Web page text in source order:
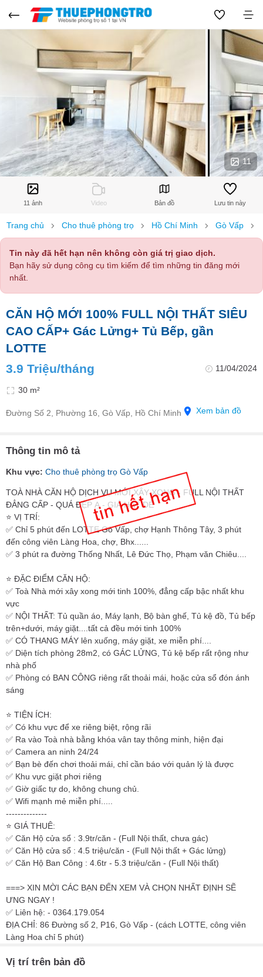
11
11 ảnh Video Bản đồ Lưu tin này
Trang chủ Cho thuê phòng trọ Hồ Chí Minh Gò Vấp
Tin này đã hết hạn nên không còn giá trị giao dịch.
Bạn hãy sử dụng công cụ tìm kiếm để tìm những tin đăng mới
nhất.
CĂN HỘ MỚI 100% FULL NỘI THẤT SIÊU
CAO CẤP+ Gác Lửng+ Tủ Bếp, gần
LOTTE
3.9 Triệu/tháng
11/04/2024
30 m²
Đường Số 2, Phường 16, Gò Vấp, Hồ Chí Minh Xem bản đồ
Thông tin mô tả
Khu vực: Cho thuê phòng trọ Gò Vấp
TOÀ NHÀ CĂN HỘ DỊCH VỤ MỚI XÂY XONG - FULL NỘI THẤT
ĐẲNG CẤP - QUÁ ĐẸP Ạ - GIÁ HẠT DẺ
⭐️ VỊ TRÍ:
✅ Chỉ 5 phút đến LOTTE Gò Vấp, chợ Hạnh Thông Tây, 3 phút
đến công viên Làng Hoa, chợ, Bhx......
✅ 3 phút ra đường Thống Nhất, Lê Đức Thọ, Phạm văn Chiêu....
⭐️ ĐẶC ĐIỂM CĂN HỘ:
✅ Toà Nhà mới xây xong mới tinh 100%, đẳng cấp bậc nhất khu
vực
✅ NỘI THẤT: Tủ quần áo, Máy lạnh, Bộ bàn ghế, Tủ kệ đồ, Tủ bếp
trên+dưới, máy giặt....tất cả đều mới tinh 100%
✅ CÓ THANG MÁY lên xuống, máy giặt, xe miễn phí....
✅ Diện tích phòng 28m2, có GÁC LỬNG, Tủ kệ bếp rất rộng như
nhà phố
✅ Phòng có BAN CÔNG riêng rất thoải mái, hoặc cửa sổ đón ánh
sáng
⭐️ TIỆN ÍCH:
✅ Có khu vực để xe riêng biệt, rộng rãi
✅ Ra vào Toà nhà bằng khóa vân tay thông minh, hiện đại
✅ Camera an ninh 24/24
✅ Bạn bè đến chơi thoải mái, chỉ cần báo với quản lý là được
✅ Khu vực giặt phơi riêng
✅ Giờ giấc tự do, không chung chủ.
✅ Wifi mạnh mẻ miễn phí.....
--------------
⭐️ GIÁ THUÊ:
✅ Căn Hộ cửa sổ : 3.9tr/căn - (Full Nội thất, chưa gác)
✅ Căn Hộ cửa sổ : 4.5 triệu/căn - (Full Nội thất + Gác lửng)
✅ Căn Hộ Ban Công : 4.6tr - 5.3 triệu/căn - (Full Nội thất)
===> XIN MỜI CÁC BẠN ĐẾN XEM VÀ CHỌN NHẤT ĐỊNH SẼ
ƯNG NGAY !
✅ Liên hệ: - 0364.179.054
ĐỊA CHỈ: 86 Đường số 2, P16, Gò Vấp - (cách LOTTE, công viên
Làng Hoa chỉ 5 phút)
Vị trí trên bản đồ